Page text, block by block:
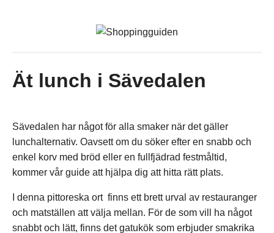
Ät lunch i Sävedalen
Sävedalen har något för alla smaker när det gäller
lunchalternativ. Oavsett om du söker efter en snabb och
enkel korv med bröd eller en fullfjädrad festmåltid,
kommer vår guide att hjälpa dig att hitta rätt plats.
I denna pittoreska ort finns ett brett urval av restauranger
och matställen att välja mellan. För de som vill ha något
snabbt och lätt, finns det gatukök som erbjuder smakrika